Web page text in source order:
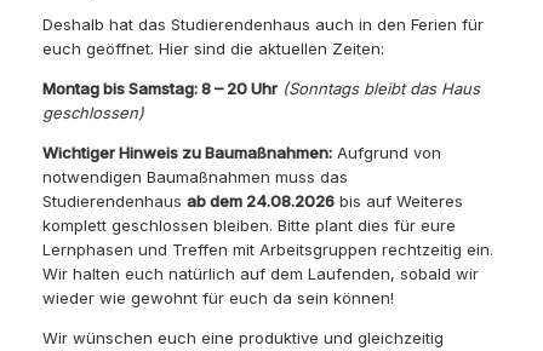
Deshalb hat das Studierendenhaus auch in den Ferien für
euch geöffnet. Hier sind die aktuellen Zeiten:
Montag bis Samstag: 8 – 20 Uhr (Sonntags bleibt das Haus
geschlossen)
Wichtiger Hinweis zu Baumaßnahmen: Aufgrund von
notwendigen Baumaßnahmen muss das
Studierendenhaus ab dem 24.08.2026 bis auf Weiteres
komplett geschlossen bleiben. Bitte plant dies für eure
Lernphasen und Treffen mit Arbeitsgruppen rechtzeitig ein.
Wir halten euch natürlich auf dem Laufenden, sobald wir
wieder wie gewohnt für euch da sein können!
Wir wünschen euch eine produktive und gleichzeitig